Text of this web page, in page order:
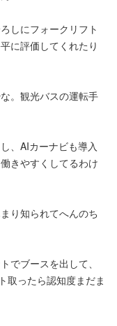
しにフォークリフト
に評価してくれたり
。観光バスの運転手
、AIカーナビも導入
きやすくしてるわけ
り知られてへんのち
でブースを出して、
取ったら認知度まだま